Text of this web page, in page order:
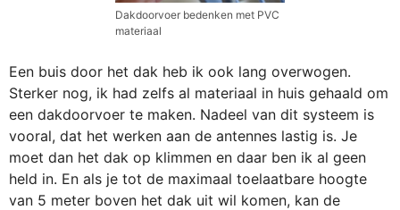
Dakdoorvoer bedenken met PVC
materiaal
Een buis door het dak heb ik ook lang overwogen.
Sterker nog, ik had zelfs al materiaal in huis gehaald om
een dakdoorvoer te maken. Nadeel van dit systeem is
vooral, dat het werken aan de antennes lastig is. Je
moet dan het dak op klimmen en daar ben ik al geen
held in. En als je tot de maximaal toelaatbare hoogte
van 5 meter boven het dak uit wil komen, kan de